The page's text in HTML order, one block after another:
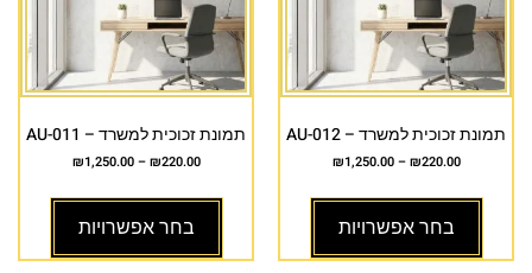
תמונת זכוכית למשרד – AU-012
₪220.00
–
₪1,250.00
בחר אפשרויות
תמונת זכוכית למשרד – AU-011
₪220.00
–
₪1,250.00
בחר אפשרויות